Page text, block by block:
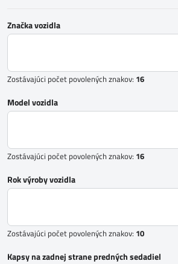
Značka vozidla
Zostávajúci počet povolených znakov: 16
Model vozidla
Zostávajúci počet povolených znakov: 16
Rok výroby vozidla
Zostávajúci počet povolených znakov: 10
Kapsy na zadnej strane predných sedadiel